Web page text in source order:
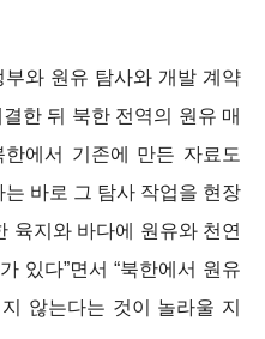
와 원유 탐사와 개발 계약
한 뒤 북한 전역의 원유 매
에서 기존에 만든 자료도
바로 그 탐사 작업을 현장
육지와 바다에 원유와 천연
있다”면서 “북한에서 원유
않는다는 것이 놀라울 지